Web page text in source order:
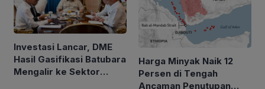
Investasi Lancar, DME
Hasil Gasifikasi Batubara
Mengalir ke Sektor
Harga Minyak Naik 12
Persen di Tengah
Ancaman Penutupan